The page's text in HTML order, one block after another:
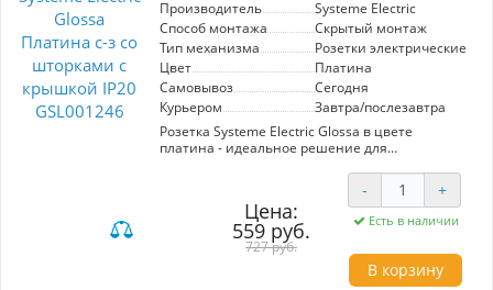
Производитель
Systeme Electric
Способ монтажа
Скрытый монтаж
Тип механизма
Розетки электрические
Цвет
Платина
Самовывоз
Сегодня
Курьером
Завтра/послезавтра
Розетка Systeme Electric Glossa в цвете
платина - идеальное решение для
надежное подключение электрических
приборов с защитой от случайного контакта
благодаря шторкам. Корпус с крышкой
предотвращает попадание пыли и грязи,
соответствуя стандарту IP20. Высокое качество
материалов и стильный дизайн делают её
отличным выбором для любого помещения.
Цена:
559 руб.
727 руб.
- +
Есть в наличии
В корзину